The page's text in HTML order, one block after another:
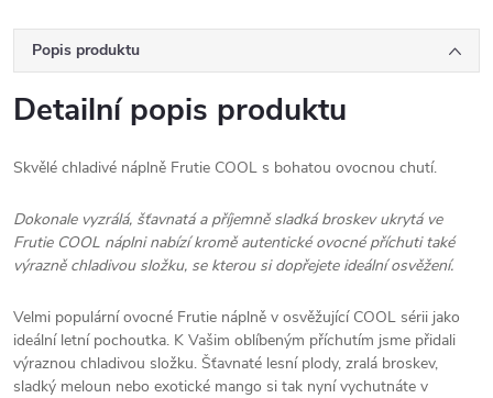
Popis produktu
Detailní popis produktu
Skvělé chladivé náplně Frutie COOL s bohatou ovocnou chutí.
Dokonale vyzrálá, šťavnatá a příjemně sladká broskev ukrytá ve
Frutie COOL náplni nabízí kromě autentické ovocné příchuti také
výrazně chladivou složku, se kterou si dopřejete ideální osvěžení.
Velmi populární ovocné Frutie náplně v osvěžující COOL sérii jako
ideální letní pochoutka. K Vašim oblíbeným příchutím jsme přidali
výraznou chladivou složku. Šťavnaté lesní plody, zralá broskev,
sladký meloun nebo exotické mango si tak nyní vychutnáte v